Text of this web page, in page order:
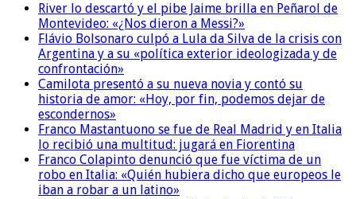
River lo descartó y el pibe Jaime brilla en Peñarol de
Montevideo: «¿Nos dieron a Messi?»
Flávio Bolsonaro culpó a Lula da Silva de la crisis con
Argentina y a su «política exterior ideologizada y de
confrontación»
Camilota presentó a su nueva novia y contó su
historia de amor: «Hoy, por fin, podemos dejar de
escondernos»
Franco Mastantuono se fue de Real Madrid y en Italia
lo recibió una multitud: jugará en Fiorentina
Franco Colapinto denunció que fue víctima de un
robo en Italia: «Quién hubiera dicho que europeos le
iban a robar a un latino»